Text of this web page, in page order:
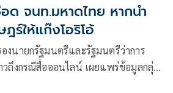
ด จนท.มหาดไทย หากนำ
ร์ให้แก๊งโอริโอ้
นายกรัฐมนตรีและรัฐมนตรีว่าการ
วถึงกรณีสื่อออนไลน์ เผยแพร่ข้อมูลกลุ่ม